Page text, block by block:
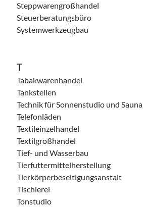
Steppwarengroßhandel
Steuerberatungsbüro
Systemwerkzeugbau
T
Tabakwarenhandel
Tankstellen
Technik für Sonnenstudio und Sauna
Telefonläden
Textileinzelhandel
Textilgroßhandel
Tief- und Wasserbau
Tierfuttermittelherstellung
Tierkörperbeseitigungsanstalt
Tischlerei
Tonstudio